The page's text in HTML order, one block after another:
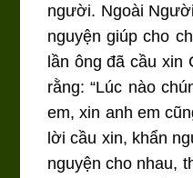
người. Ngoài
nguyện giúp cho
lần ông đã cầu xin
rằng: “Lúc nào
em, xin anh em
lời cầu xin, khẩn
nguyện cho nhau,